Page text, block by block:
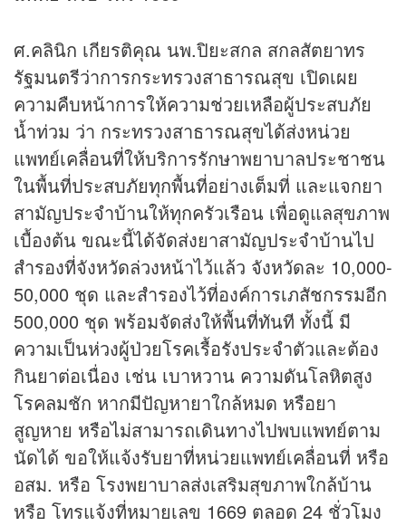
ศ.คลินิก เกียรติคุณ นพ.ปิยะสกล สกลสัตยาทร
รัฐมนตรีว่าการกระทรวงสาธารณสุข เปิดเผย
ความคืบหน้าการให้ความช่วยเหลือผู้ประสบภัย
น้ำท่วม ว่า กระทรวงสาธารณสุขได้ส่งหน่วย
แพทย์เคลื่อนที่ให้บริการรักษาพยาบาลประชาชน
ในพื้นที่ประสบภัยทุกพื้นที่อย่างเต็มที่ และแจกยา
สามัญประจำบ้านให้ทุกครัวเรือน เพื่อดูแลสุขภาพ
เบื้องต้น ขณะนี้ได้จัดส่งยาสามัญประจำบ้านไป
สำรองที่จังหวัดล่วงหน้าไว้แล้ว จังหวัดละ 10,000-
50,000 ชุด และสำรองไว้ที่องค์การเภสัชกรรมอีก
500,000 ชุด พร้อมจัดส่งให้พื้นที่ทันที ทั้งนี้ มี
ความเป็นห่วงผู้ป่วยโรคเรื้อรังประจำตัวและต้อง
กินยาต่อเนื่อง เช่น เบาหวาน ความดันโลหิตสูง
โรคลมชัก หากมีปัญหายาใกล้หมด หรือยา
สูญหาย หรือไม่สามารถเดินทางไปพบแพทย์ตาม
นัดได้ ขอให้แจ้งรับยาที่หน่วยแพทย์เคลื่อนที่ หรือ
อสม. หรือ โรงพยาบาลส่งเสริมสุขภาพใกล้บ้าน
หรือ โทรแจ้งที่หมายเลข 1669 ตลอด 24 ชั่วโมง